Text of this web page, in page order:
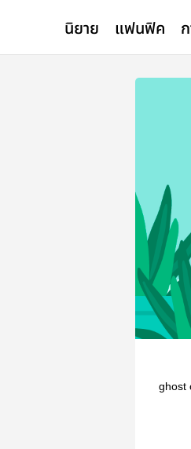
นิยาย แฟนฟิค
ghost